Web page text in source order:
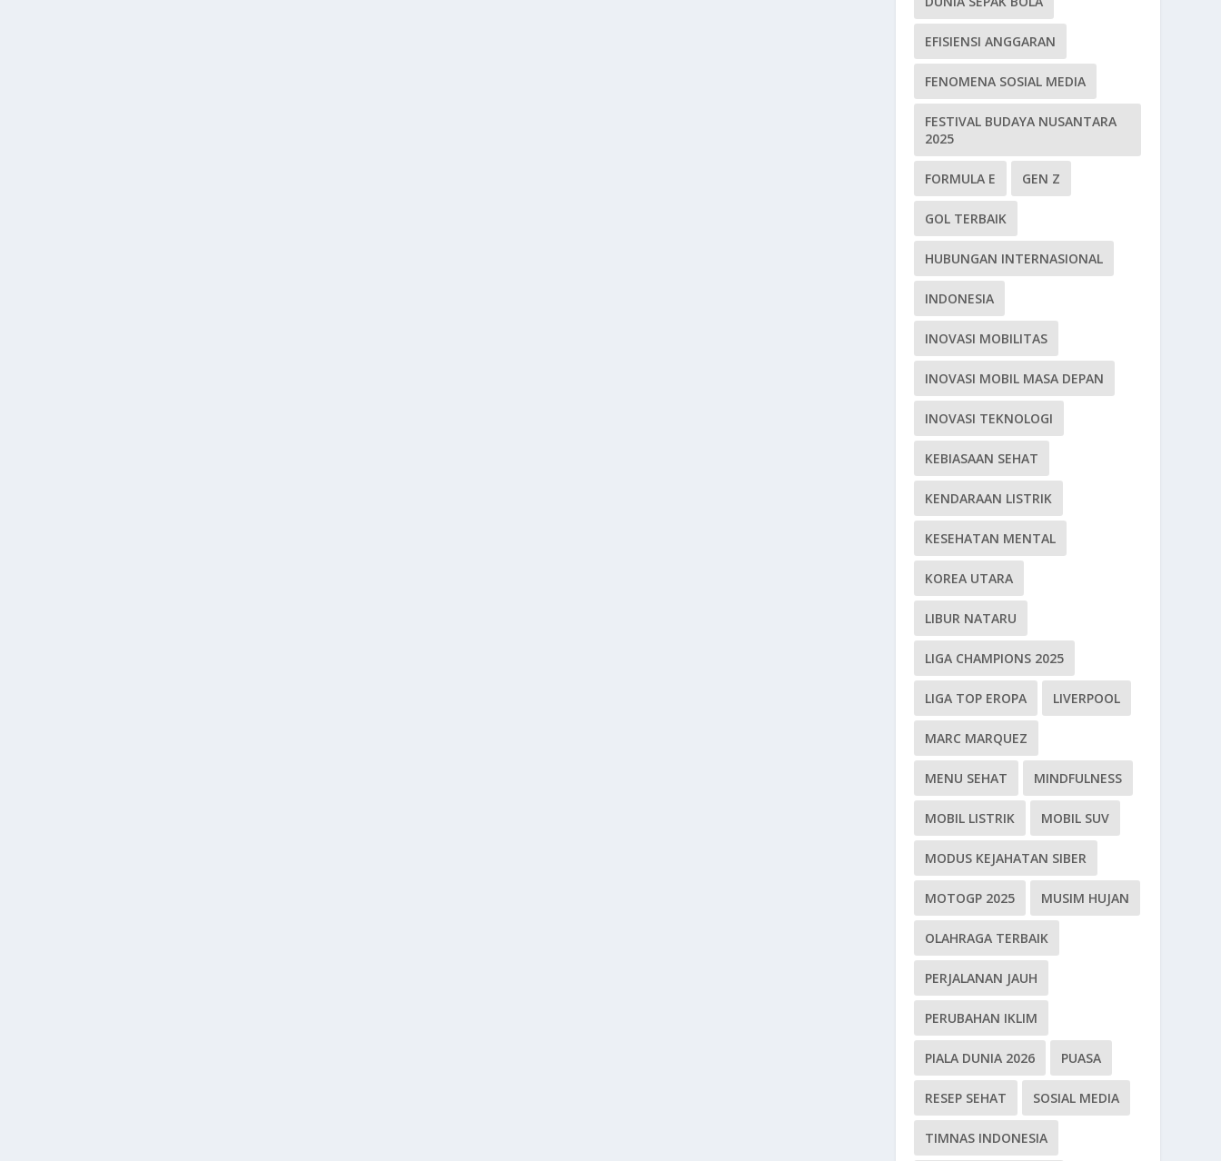
EFISIENSI ANGGARAN
FENOMENA SOSIAL MEDIA
FESTIVAL BUDAYA NUSANTARA
2025
FORMULA E GEN Z
GOL TERBAIK
HUBUNGAN INTERNASIONAL
INDONESIA
INOVASI MOBILITAS
INOVASI MOBIL MASA DEPAN
INOVASI TEKNOLOGI
KEBIASAAN SEHAT
KENDARAAN LISTRIK
KESEHATAN MENTAL
KOREA UTARA
LIBUR NATARU
LIGA CHAMPIONS 2025
LIGA TOP EROPA LIVERPOOL
MARC MARQUEZ
MENU SEHAT MINDFULNESS
MOBIL LISTRIK MOBIL SUV
MODUS KEJAHATAN SIBER
MOTOGP 2025 MUSIM HUJAN
OLAHRAGA TERBAIK
PERJALANAN JAUH
PERUBAHAN IKLIM
PIALA DUNIA 2026 PUASA
RESEP SEHAT SOSIAL MEDIA
TIMNAS INDONESIA